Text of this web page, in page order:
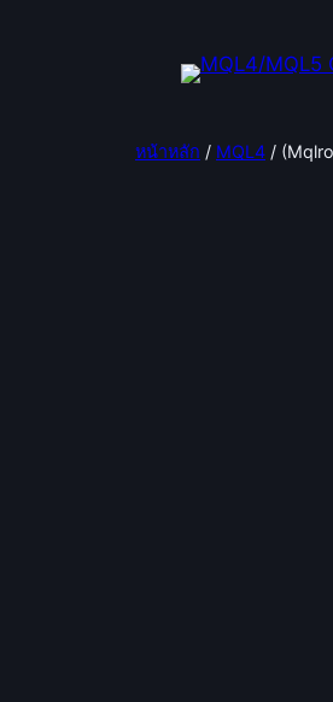
หน้าหลัก / MQL4 /